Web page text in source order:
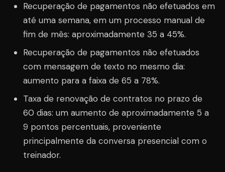
Recuperação de pagamentos não efetuados em
até uma semana, em um processo manual de
fim de mês: aproximadamente 35 a 45%.
Recuperação de pagamentos não efetuados
com mensagem de texto no mesmo dia:
aumento para a faixa de 65 a 78%.
Taxa de renovação de contratos no prazo de
60 dias: um aumento de aproximadamente 5 a
9 pontos percentuais, proveniente
principalmente da conversa presencial com o
treinador.